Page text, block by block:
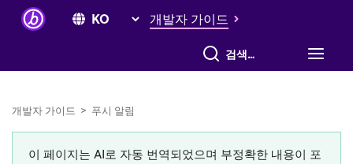
개발자 가이드
전체 검색
개발자 가이드 > 푸시 알림
이 페이지는 AI로 자동 번역되었으며 부정확한 내용이 포